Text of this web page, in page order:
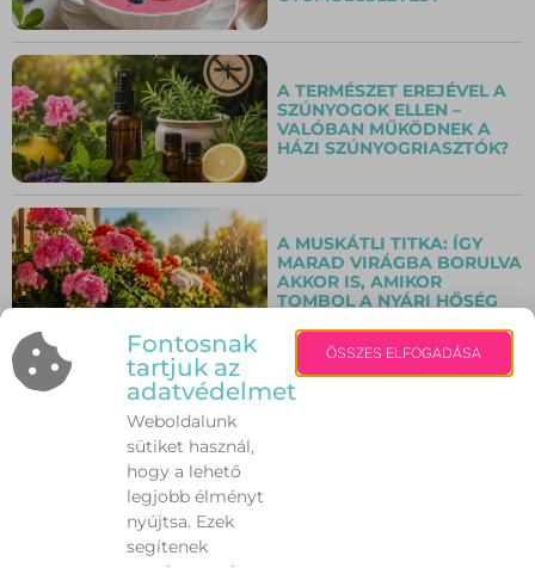
A TERMÉSZET EREJÉVEL A
SZÚNYOGOK ELLEN –
VALÓBAN MŰKÖDNEK A
HÁZI SZÚNYOGRIASZTÓK?
A MUSKÁTLI TITKA: ÍGY
MARAD VIRÁGBA BORULVA
AKKOR IS, AMIKOR
TOMBOL A NYÁRI HŐSÉG
MINDEN MÁSODIK
RÉSZTVEVŐ SIKERESEN
Fontosnak
tartjuk az
adatvédelmet
Weboldalunk
sütiket használ,
hogy a lehető
legjobb élményt
nyújtsa. Ezek
segítenek
ÖSSZES ELFOGADÁSA